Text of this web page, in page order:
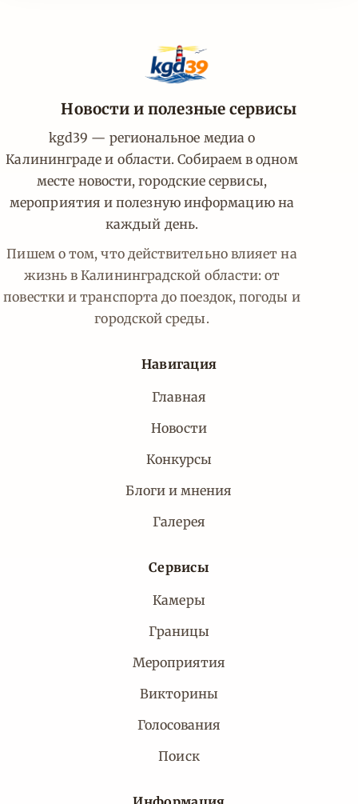
Новости и полезные сервисы
kgd39 — региональное медиа о
Калининграде и области. Собираем в одном
месте новости, городские сервисы,
мероприятия и полезную информацию на
каждый день.
Пишем о том, что действительно влияет на
жизнь в Калининградской области: от
повестки и транспорта до поездок, погоды и
городской среды.
Навигация
Главная
Новости
Конкурсы
Блоги и мнения
Галерея
Сервисы
Камеры
Границы
Мероприятия
Викторины
Голосования
Поиск